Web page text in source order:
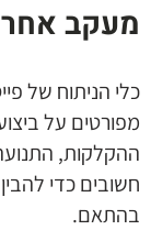
מעקב
כלי הניתוח של
מפורטים על
ההקלקות,
חשובים כדי
בהתאם.